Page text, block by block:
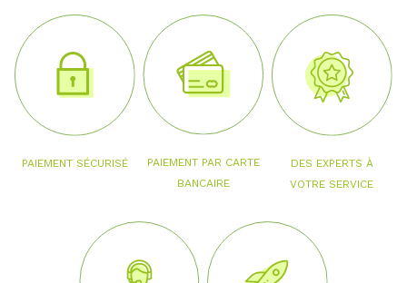
PAIEMENT SÉCURISÉ
PAIEMENT PAR CARTE
BANCAIRE
DES EXPERTS À
VOTRE SERVICE